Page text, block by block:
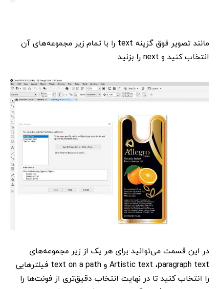
مانند تصویر فوق گزینه text را با تمام زیر مجموعه‌های آن
انتخاب کنید و next را بزنید.
در این قسمت می‌توانید برای هر یک از زیر مجموعه‌های
Artistic text ،paragraph text و text on a path فیلترهایی
را انتخاب کنید تا در نهایت انتخاب دقیق‌تری از فونت‌ها را